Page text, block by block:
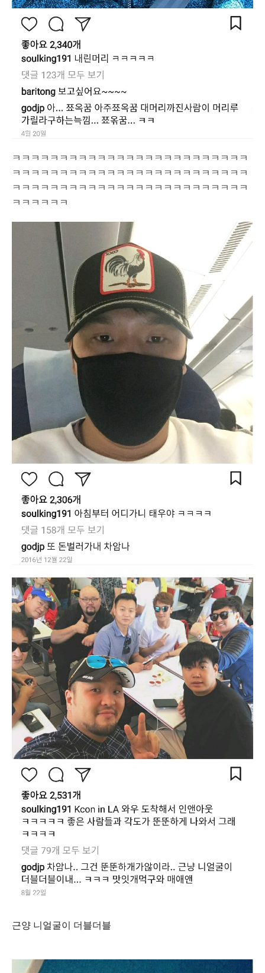
ㅋㅋㅋㅋㅋㅋㅋㅋㅋㅋㅋㅋㅋㅋㅋㅋㅋㅋㅋㅋㅋㅋㅋㅋㅋ
ㅋㅋㅋㅋㅋㅋㅋㅋㅋㅋㅋㅋㅋㅋㅋㅋㅋㅋㅋㅋㅋㅋㅋㅋㅋ
ㅋㅋㅋㅋㅋㅋㅋㅋㅋㅋㅋㅋㅋㅋㅋㅋㅋㅋㅋㅋㅋㅋㅋㅋㅋ
ㅋㅋㅋㅋㅋㅋ
근양 니얼굴이 더블더블